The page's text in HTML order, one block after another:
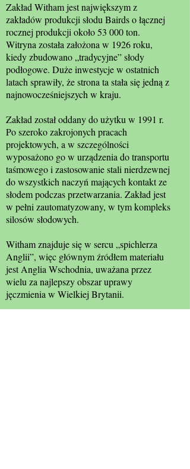
Zakład Witham jest największym z
zakładów produkcji słodu Bairds o łącznej
rocznej produkcji około 53 000 ton.
Witryna została założona w 1926 roku,
kiedy zbudowano „tradycyjne” słody
podłogowe. Duże inwestycje w ostatnich
latach sprawiły, że strona ta stała się jedną z
najnowocześniejszych w kraju.
Zakład został oddany do użytku w 1991 r.
Po szeroko zakrojonych pracach
projektowych, a w szczególności
wyposażono go w urządzenia do transportu
taśmowego i zastosowanie stali nierdzewnej
do wszystkich naczyń mających kontakt ze
słodem podczas przetwarzania. Zakład jest
w pełni zautomatyzowany, w tym kompleks
silosów słodowych.
Witham znajduje się w sercu „spichlerza
Anglii”, więc głównym źródłem materiału
jest Anglia Wschodnia, uważana przez
wielu za najlepszy obszar uprawy
jęczmienia w Wielkiej Brytanii.